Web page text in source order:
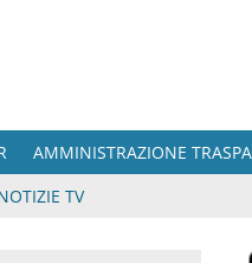
AMMINISTRAZIONE
TV